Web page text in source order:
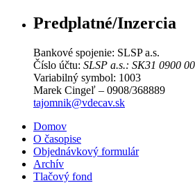
Predplatné/Inzercia
Bankové spojenie: SLSP a.s.
Číslo účtu: SLSP a.s.: SK31 0900
Variabilný symbol: 1003
Marek Cingeľ – 0908/368889
tajomnik@vdecav.sk
Domov
O časopise
Objednávkový formulár
Archív
Tlačový fond